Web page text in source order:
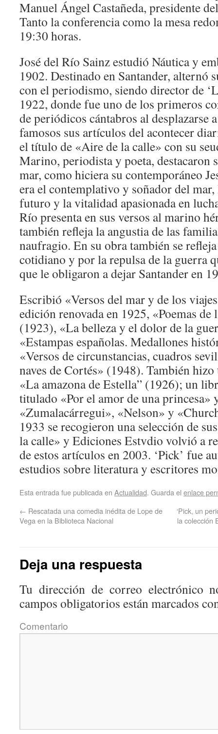
Manuel Ángel Castañeda, presidente
Tanto la conferencia como la mesa
19:30 horas.
José del Río Sainz estudió Náutica y
1902. Destinado en Santander, alternó
con el periodismo, siendo director de
1922, donde fue uno de los primeros
de periódicos cántabros al desplazarse
famosos sus artículos del acontecer
el título de «Aire de la calle» con su
Marino, periodista y poeta, destacaron
mar, como hiciera su contemporáneo
era el contemplativo y soñador del
futuro y la vitalidad apasionada en
Río presenta en sus versos al marino
también refleja la angustia de las
naufragio. En su obra también se
cotidiano y por la repulsa de la guerra
que le obligaron a dejar Santander en
Escribió «Versos del mar y de los
edición renovada en 1925, «Poemas de
(1923), «La belleza y el dolor de la
«Estampas españolas. Medallones
«Versos de circunstancias, cuadros
naves de Cortés» (1948). También
«La amazona de Estella” (1926); un
titulado «Por el amor de una princesa»
«Zumalacárregui», «Nelson» y
1933 se recogieron una selección de
la calle» y Ediciones Estvdio volvió a
de estos artículos en 2003. ‘Pick’ fue
estudios sobre literatura y escritores
Esta entrada fue publicada en Actualidad. Guarda el enlace
← Rescatada una comedia inédita de Lope de
Vega en la Biblioteca Nacional
‘Pick, un
la colección
Deja una respuesta
Tu dirección de correo electrónico
campos obligatorios están marcados